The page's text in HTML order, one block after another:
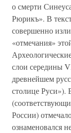
о смерти
Рюрикъ». В
совершенно
«отмечания»
слои середины
древнейшем
столице Руси»).
России)
ознаменовался